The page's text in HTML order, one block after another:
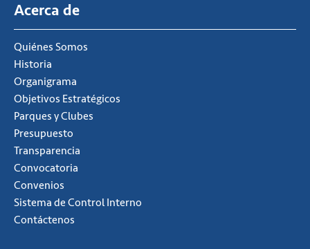
Acerca de
Quiénes Somos
Historia
Organigrama
Objetivos Estratégicos
Parques y Clubes
Presupuesto
Transparencia
Convocatoria
Convenios
Sistema de Control Interno
Contáctenos